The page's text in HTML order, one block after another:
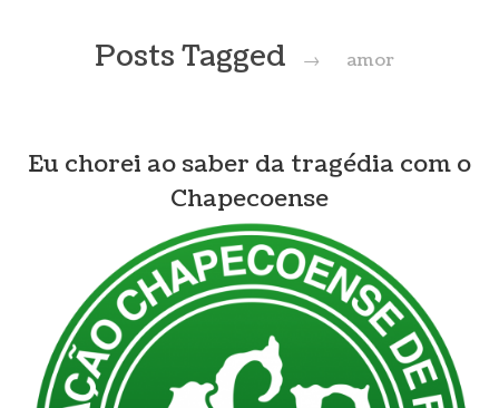
Posts Tagged → amor
Eu chorei ao saber da tragédia com o
Chapecoense